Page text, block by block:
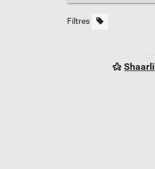
Filtres
Shaarli